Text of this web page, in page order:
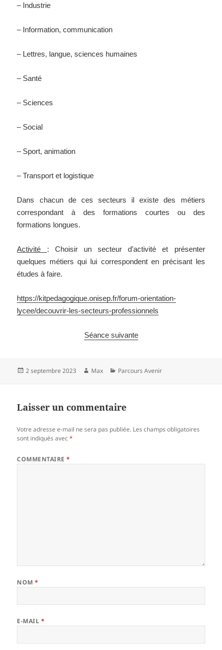
– Industrie
– Information, communication
– Lettres, langue, sciences humaines
– Santé
– Sciences
– Social
– Sport, animation
– Transport et logistique
Dans chacun de ces secteurs il existe des métiers
correspondant à des formations courtes ou des
formations longues.
Activité : Choisir un secteur d’activité et présenter
quelques métiers qui lui correspondent en précisant les
études à faire.
https://kitpedagogique.onisep.fr/forum-orientation-
lycee/decouvrir-les-secteurs-professionnels
Séance suivante
Publié
2 septembre 2023 Auteur
Max Catégories
Parcours Avenir
Laisser un commentaire
Votre adresse e-mail ne sera pas publiée. Les champs obligatoires
sont indiqués avec*
COMMENTAIRE*
NOM*
E-MAIL *